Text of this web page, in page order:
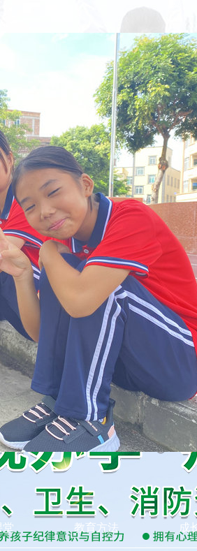
堂 教育方法 成